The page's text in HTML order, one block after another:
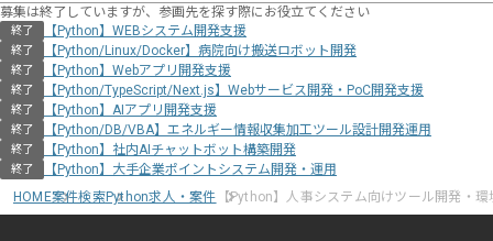
募集は終了していますが、参画先を探す際にお役立てください
終了 【Python】WEBシステム開発支援
終了 【Python/Linux/Docker】病院向け搬送ロボット開発
終了 【Python】Webアプリ開発支援
終了 【Python/TypeScript/Next.js】Webサービス開発・PoC開発支援
終了 【Python】AIアプリ開発支援
終了 【Python/DB/VBA】エネルギー情報収集加工ツール設計開発運用
終了 【Python】社内AIチャットボット構築開発
終了
【Python】大手企業ポイントシステム開発・運用
HOME案件検索Python求人・案件 【Python】人事システム向けツール開発・